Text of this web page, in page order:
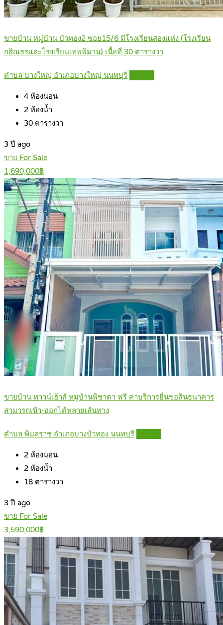
ขายบ้าน หมู่บ้าน บัวทอง2 ซอย15/6 มีโรงเรียนสองแห่ง (โรงเรียน
กสิณธรและโรงเรียนเทพพิมาน) เนื้อที่ 30 ตารางวา
ตำบล บางใหญ่ อำเภอบางใหญ่ นนทบุรี
4 ห้องนอน
2 ห้องน้ำ
30 ตารางวา
3 ปี ago
ขาย For Sale
1,690,000฿
ขายบ้าน ทาวน์เฮ้าส์ หมู่บ้านพิชาดา ฟรี ค่าบริการยื่นขอสินธนาคาร
สามารถเข้า-ออกได้หลายเส้นทาง
ตำบล พิมลราช อำเภอบางบัวทอง นนทบุรี
2 ห้องนอน
2 ห้องน้ำ
18 ตารางวา
3 ปี ago
ขาย For Sale
3,590,000฿